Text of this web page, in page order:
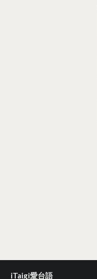
iTaigi愛台語